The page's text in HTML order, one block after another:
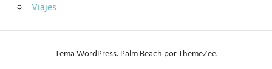
Viajes
Tema WordPress: Palm Beach por ThemeZee.